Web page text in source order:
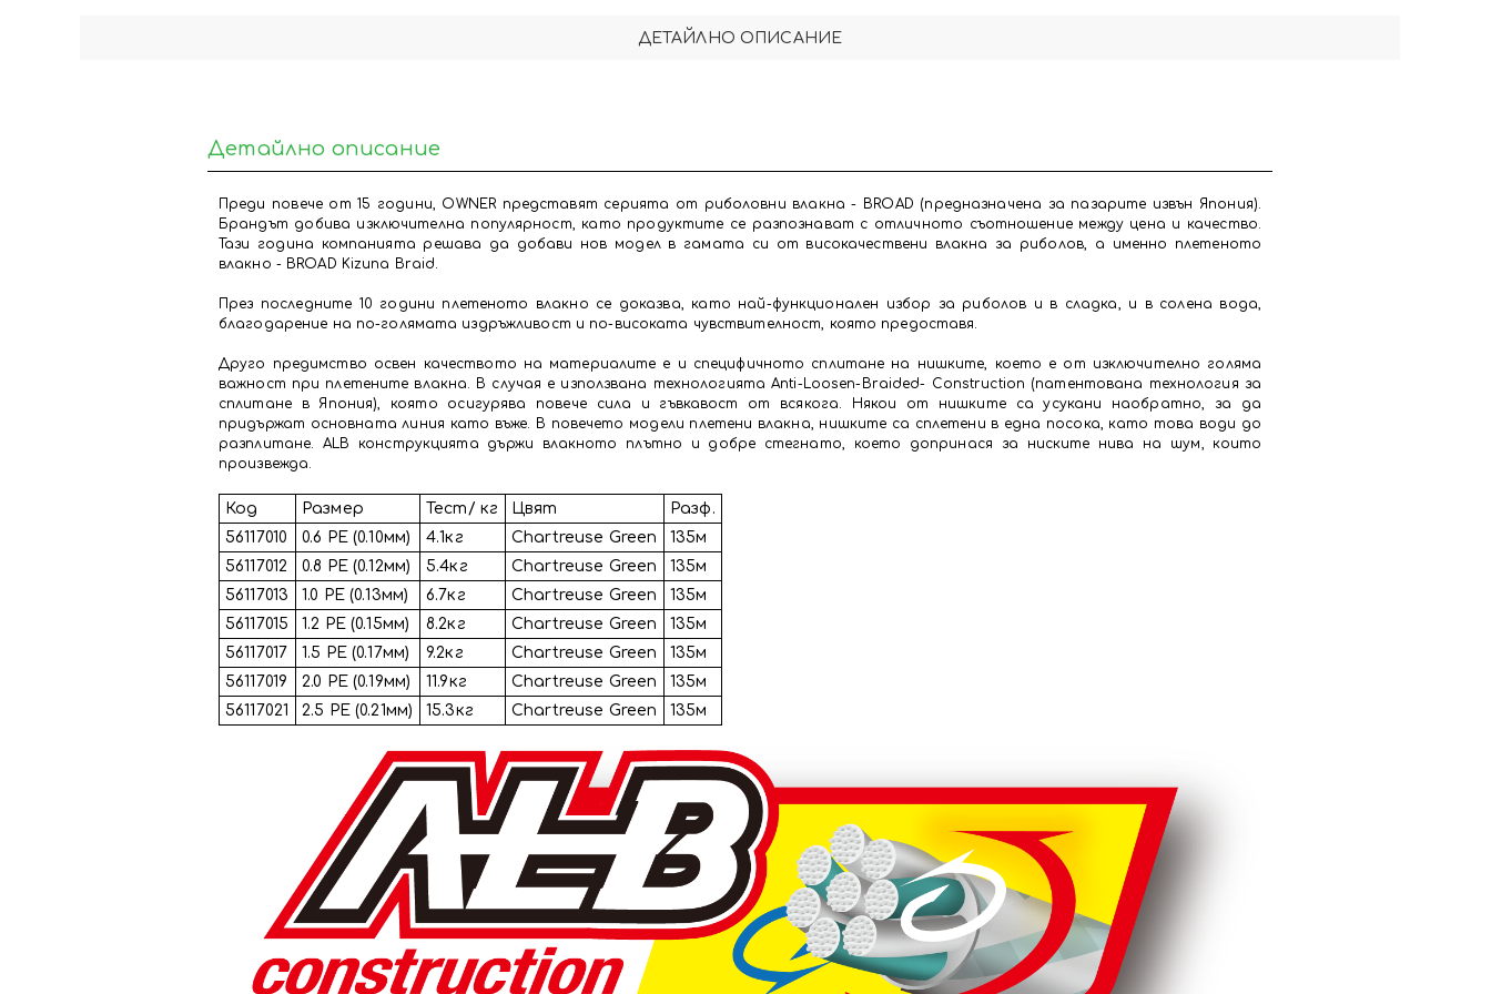
ДЕТАЙЛНО ОПИСАНИЕ
Детайлно описание
Преди повече от 15 години, OWNER представят серията от риболовни влакна - BROAD (предназначена за пазарите извън Япония).
Брандът добива изключителна популярност, като продуктите се разпознават с отличното съотношение между цена и качество.
Тази година компанията решава да добави нов модел в гамата си от високачествени влакна за риболов, а именно плетеното
влакно - BROAD Kizuna Braid.
През последните 10 години плетеното влакно се доказва, като най-функционален избор за риболов и в сладка, и в солена вода,
благодарение на по-голямата издръжливост и по-високата чувствителност, която предоставя.
Друго предимство освен качеството на материалите е и специфичното сплитане на нишките, което е от изключително голяма
важност при плетените влакна. В случая е използвана технологията Anti-Loosen-Braided- Construction (патентована технология за
сплитане в Япония), която осигурява повече сила и гъвкавост от всякога. Някои от нишките са усукани наобратно, за да
придържат основната линия като въже. В повечето модели плетени влакна, нишките са сплетени в една посока, като това води до
разплитане. ALB конструкцията държи влакното плътно и добре стегнато, което допринася за ниските нива на шум, които
произвежда.
Код Размер Тест/ кг Цвят
Разф.
56117010
0.6 PE (0.10мм) 4.1кг Chartreuse Green
135м
56117012
0.8 PE (0.12мм) 5.4кг Chartreuse Green
135м
56117013
1.0 PE (0.13мм) 6.7кг Chartreuse Green
135м
56117015
1.2 PE (0.15мм) 8.2кг Chartreuse Green
135м
56117017
1.5 PE (0.17мм) 9.2кг Chartreuse Green
135м
56117019
2.0 PE (0.19мм) 11.9кг Chartreuse Green
135м
56117021
2.5 PE (0.21мм) 15.3кг Chartreuse Green 135м